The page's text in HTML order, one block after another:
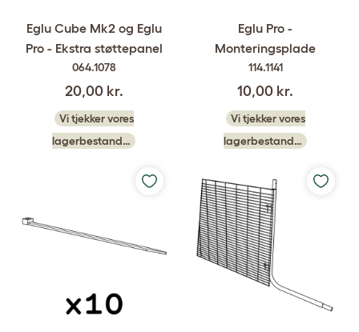
Eglu Cube Mk2 og Eglu
Pro - Ekstra støttepanel
064.1078
20,00 kr.
Vi tjekker vores
lagerbestand…
Eglu Pro -
Monteringsplade
114.1141
10,00 kr.
Vi tjekker vores
lagerbestand…